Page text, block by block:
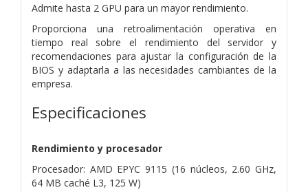
Admite hasta 2 GPU para un mayor rendimiento.
Proporciona una retroalimentación operativa en
tiempo real sobre el rendimiento del servidor y
recomendaciones para ajustar la configuración de la
BIOS y adaptarla a las necesidades cambiantes de la
empresa.
Especificaciones
Rendimiento y procesador
Procesador: AMD EPYC 9115 (16 núcleos, 2.60 GHz,
64 MB caché L3, 125 W)